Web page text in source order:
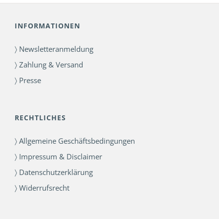
INFORMATIONEN
〉 Newsletteranmeldung
〉 Zahlung & Versand
〉 Presse
RECHTLICHES
〉 Allgemeine Geschäftsbedingungen
〉 Impressum & Disclaimer
〉 Datenschutzerklärung
〉 Widerrufsrecht